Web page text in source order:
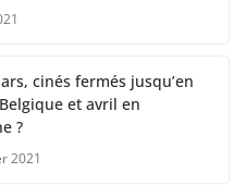
cinés fermés jusqu’en
et avril en
?
2021